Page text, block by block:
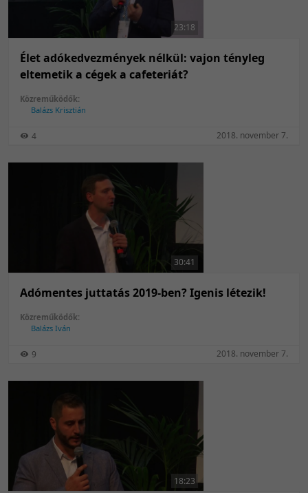
23:18
Élet adókedvezmények nélkül: vajon tényleg
eltemetik a cégek a cafeteriát?
Közreműködők:
Balázs Krisztián
4 2018. november 7.
30:41
Adómentes juttatás 2019-ben? Igenis létezik!
Közreműködők:
Balázs Iván
9 2018. november 7.
18:23